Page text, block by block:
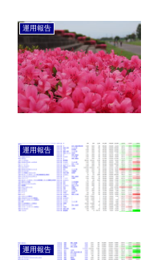
運用報告
運用報告
運用報告